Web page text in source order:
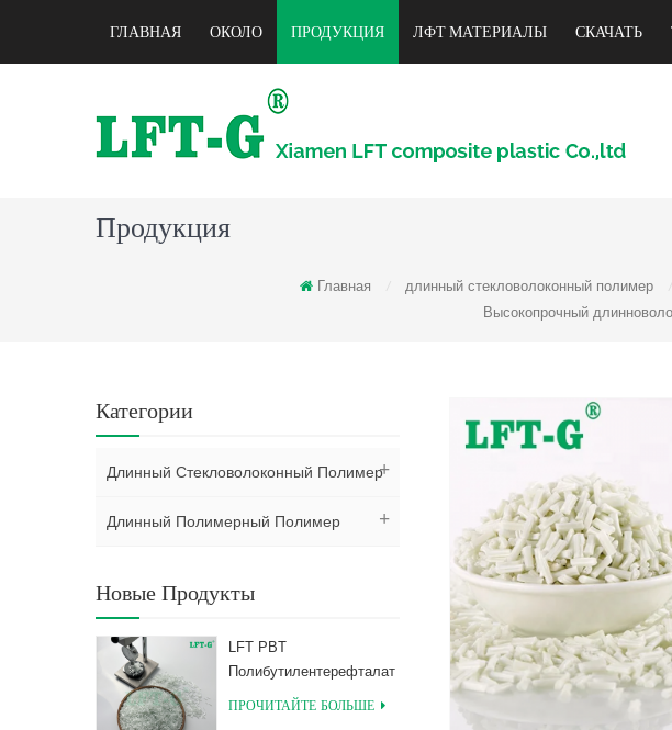
ГЛАВНАЯ ОКОЛО ПРОДУКЦИЯ ЛФТ МАТЕРИАЛЫ СКАЧАТЬ
Продукция
Главная длинный стекловолоконный полимер
Высокопрочный
Категории
Длинный Стекловолоконный Полимер
Длинный Полимерный Полимер
Новые Продукты
LFT PBT
Полибутилентерефталат
Композиты с длинным
ПРОЧИТАЙТЕ БОЛЬШЕ